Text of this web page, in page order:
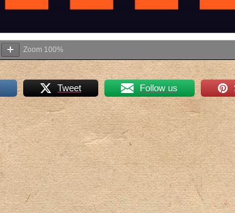
Zoom 100%
Tweet Follow us